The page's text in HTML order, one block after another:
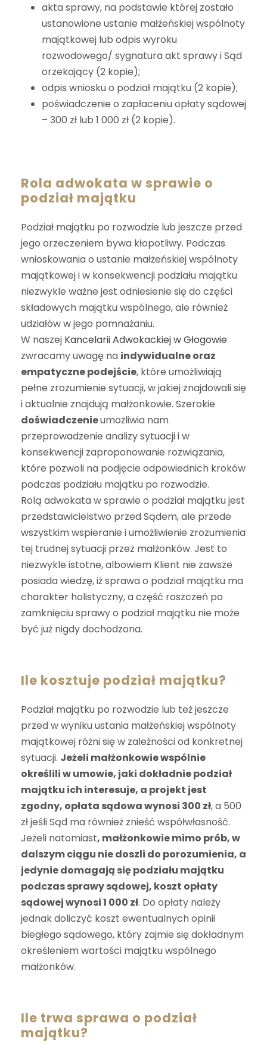
akta sprawy, na podstawie której zostało
ustanowione ustanie małżeńskiej wspólnoty
majątkowej lub odpis wyroku
rozwodowego/ sygnatura akt sprawy i Sąd
orzekający (2 kopie);
odpis wniosku o podział majątku (2 kopie);
poświadczenie o zapłaceniu opłaty sądowej
– 300 zł lub 1 000 zł (2 kopie).
Rola adwokata w sprawie o
podział majątku
Podział majątku po rozwodzie lub jeszcze przed
jego orzeczeniem bywa kłopotliwy. Podczas
wnioskowania o ustanie małżeńskiej wspólnoty
majątkowej i w konsekwencji podziału majątku
niezwykle ważne jest odniesienie się do części
składowych majątku wspólnego, ale również
udziałów w jego pomnażaniu.
W naszej Kancelarii Adwokackiej w Głogowie
zwracamy uwagę na indywidualne oraz
empatyczne podejście, które umożliwiają
pełne zrozumienie sytuacji, w jakiej znajdowali się
i aktualnie znajdują małżonkowie. Szerokie
doświadczenieumożliwia nam
przeprowadzenie analizy sytuacji i w
konsekwencji zaproponowanie rozwiązania,
które pozwoli na podjęcie odpowiednich kroków
podczas podziału majątku po rozwodzie.
Rolą adwokata w sprawie o podział majątku jest
przedstawicielstwo przed Sądem, ale przede
wszystkim wspieranie i umożliwienie zrozumienia
tej trudnej sytuacji przez małżonków. Jest to
niezwykle istotne, albowiem Klient nie zawsze
posiada wiedzę, iż sprawa o podział majątku ma
charakter holistyczny, a część roszczeń po
zamknięciu sprawy o podział majątku nie może
być już nigdy dochodzona.
Ile kosztuje podział majątku?
Podział majątku po rozwodzie lub też jeszcze
przed w wyniku ustania małżeńskiej wspólnoty
majątkowej różni się w zależności od konkretnej
sytuacji. Jeżeli małżonkowie wspólnie
określili w umowie, jaki dokładnie podział
majątku ich interesuje, a projekt jest
zgodny, opłata sądowa wynosi 300 zł, a 500
zł jeśli Sąd ma również znieść współwłasność.
Jeżeli natomiast, małżonkowie mimo prób, w
dalszym ciągu nie doszli do porozumienia, a
jedynie domagają się podziału majątku
podczas sprawy sądowej, koszt opłaty
sądowej wynosi 1 000 zł. Do opłaty należy
jednak doliczyć koszt ewentualnych opinii
biegłego sądowego, który zajmie się dokładnym
określeniem wartości majątku wspólnego
małżonków.
Ile trwa sprawa o podział
majątku?